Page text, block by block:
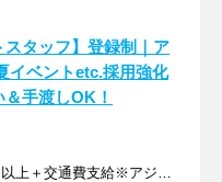
スタッフ】登録制｜ア
イベントetc.採用強化
手渡しOK！
時給1300～1700円以上＋交通費支給※アジア大会手当もあり